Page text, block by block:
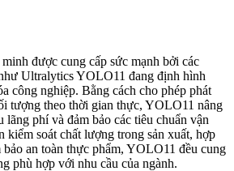
được cung cấp sức mạnh bởi các
Ultralytics YOLO11 đang định hình
công nghiệp. Bằng cách cho phép phát
tượng theo thời gian thực, YOLO11 nâng
lãng phí và đảm bảo các tiêu chuẩn vận
kiểm soát chất lượng trong sản xuất, hợp
an toàn thực phẩm, YOLO11 đều cung
phù hợp với nhu cầu của ngành.